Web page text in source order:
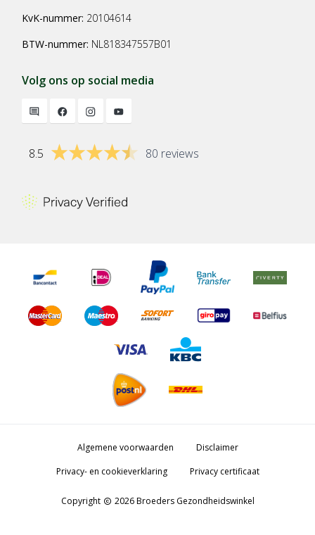
KvK-nummer: 20104614
BTW-nummer: NL818347557B01
Volg ons op social media
8.5 80 reviews
Algemene voorwaarden
Disclaimer
Privacy- en cookieverklaring
Privacy certificaat
Copyright copyright 2026 Broeders Gezondheidswinkel